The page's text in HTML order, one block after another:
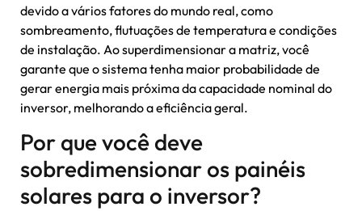
devido a vários fatores do mundo real, como
sombreamento, flutuações de temperatura e condições
de instalação. Ao superdimensionar a matriz, você
garante que o sistema tenha maior probabilidade de
gerar energia mais próxima da capacidade nominal do
inversor, melhorando a eficiência geral.
Por que você deve
sobredimensionar os painéis
solares para o inversor?